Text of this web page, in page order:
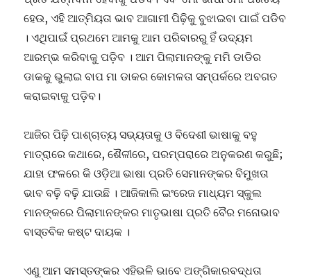
ହେଉ, ଏହି ଆତ୍ମିୟତା ଭାବ ଆଗାମୀ ପିଢ଼ିକୁ ବୁଝାଇବା ପାଇଁ ପଡିବ
। ଏଥିପାଇଁ ପ୍ରଥମେ ଆମକୁ ଆମ ପରିବାରରୁ ହିଁ ଉଦ୍ୟମ
ଆରମ୍ଭ କରିବାକୁ ପଡ଼ିବ । ଆମ ପିଲାମାନଙ୍କୁ ମମି ଡାଡିର
ଡାକକୁ ଭୁଲାଇ ବାପ ମା ଡାକର କୋମଳତା ସମ୍ପର୍କରେ ଅବଗତ
କରାଇବାକୁ ପଡ଼ିବ।
ଆଜିର ପିଢ଼ି ପାଶ୍ଚାତ୍ୟ ସଭ୍ୟତାକୁ ଓ ବିଦେଶୀ ଭାଷାକୁ ବହୁ
ମାତ୍ରାରେ କଥାରେ, ଶୈଳୀରେ, ପରମ୍ପରାରେ ଅନୁକରଣ କରୁଛି;
ଯାହା ଫଳରେ କି ଓଡ଼ିଆ ଭାଷା ପ୍ରତି ସେମାନଙ୍କର ବିମୁଖତା
ଭାବ ବଢ଼ି ବଢ଼ି ଯାଉଛି । ଆଜିକାଲି ଇଂରେଜ ମାଧ୍ୟମ ସ୍କୁଲ
ମାନଙ୍କରେ ପିଲାମାନଙ୍କର ମାତୃଭାଷା ପ୍ରତି ବୈର ମନୋଭାବ
ବାସ୍ତବିକ କଷ୍ଟ ଦାୟକ ।
ଏଣୁ ଆମ ସମସ୍ତଙ୍କର ଏହିଭଳି ଭାବେ ଅଙ୍ଗିକାରବଦ୍ଧତା